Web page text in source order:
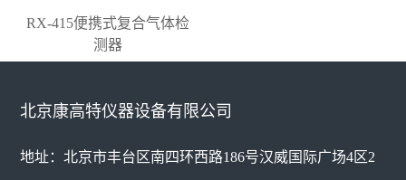
RX-415便携式复合气体检
测器
北京康高特仪器设备有限公司
地址：北京市丰台区南四环西路186号汉威国际广场4区2